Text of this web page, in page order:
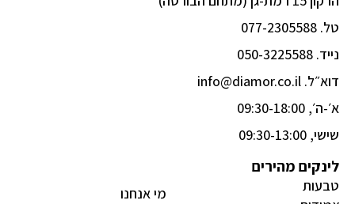
b
o
o
k
f
a
g
r
a
טל. 077-2305588
נייד. 050-3225588
דוא״ל. info@diamor.co.il
א׳-ה׳, 09:30-18:00
שישי, 09:30-13:00
מי אנחנו
לינקים מהירים
טבעות